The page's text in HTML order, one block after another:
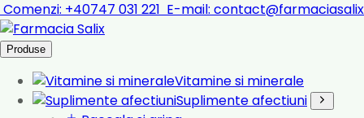
Comenzi: +40747 031 221 E-mail:
Produse
Vitamine si minerale
Suplimente afectiuni